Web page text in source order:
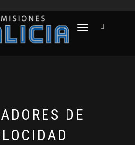
CAMBIAR NAVEGACIÓN
DE